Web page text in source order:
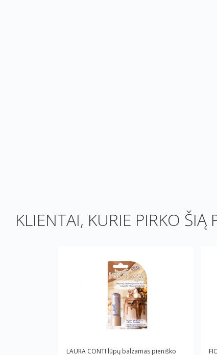
KLIENTAI, KURIE PIRKO ŠIĄ
LAURA CONTI lūpų balzamas pieniško